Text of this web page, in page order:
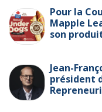
Pour la
Mapple
son
Jean-
président